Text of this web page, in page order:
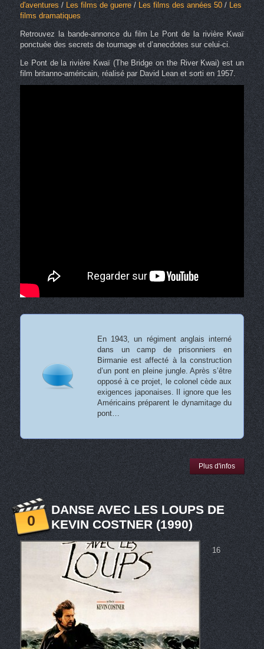
d'aventures/ Les films de guerre/ Les films des années 50/Les
films dramatiques
Retrouvez la bande-annonce du film Le Pont de la rivière Kwaï
ponctuée des secrets de tournage et d’anecdotes sur celui-ci.
Le Pont de la rivière Kwaï (The Bridge on the River Kwai) est un
film britanno-américain, réalisé par David Lean et sorti en 1957.
En 1943, un régiment anglais interné
dans un camp de prisonniers en
Birmanie est affecté à la construction
d’un pont en pleine jungle. Après s’être
opposé à ce projet, le colonel cède aux
exigences japonaises. Il ignore que les
Américains préparent le dynamitage du
pont…
Plus d'infos
0
DANSE AVEC LES LOUPS DE
KEVIN COSTNER (1990)
16